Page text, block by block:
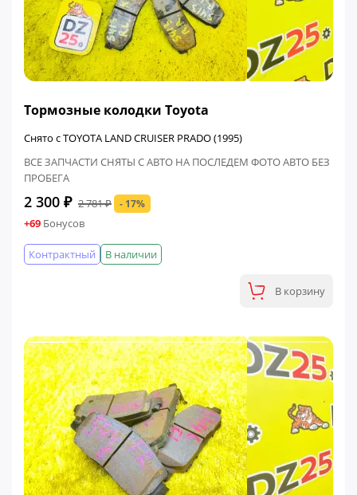
Тормозные колодки Toyota
Снято с TOYOTA LAND CRUISER PRADO (1995)
ВСЕ ЗАПЧАСТИ СНЯТЫ С АВТО НА ПОСЛЕДЕМ ФОТО АВТО БЕЗ
ПРОБЕГА
2 300 ₽ 2 781 ₽ - 17%
+69 Бонусов
В наличии
Контрактный
В корзину